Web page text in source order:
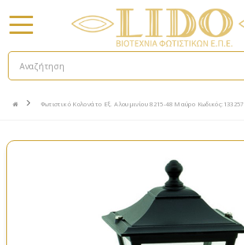
Φωτιστικό Κολονάτο Εξ. Αλουμινίου 8215-48 Μαύρο Κωδικός:133257